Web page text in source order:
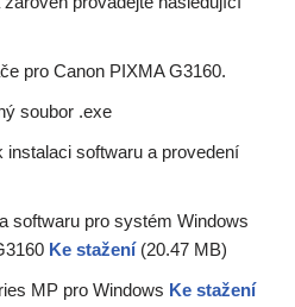
pro Canon PIXMA G3160.
soubor .exe
instalaci softwaru a provedení
softwaru pro systém Windows
Ke stažení (20.47 MB)
MP pro Windows Ke stažení